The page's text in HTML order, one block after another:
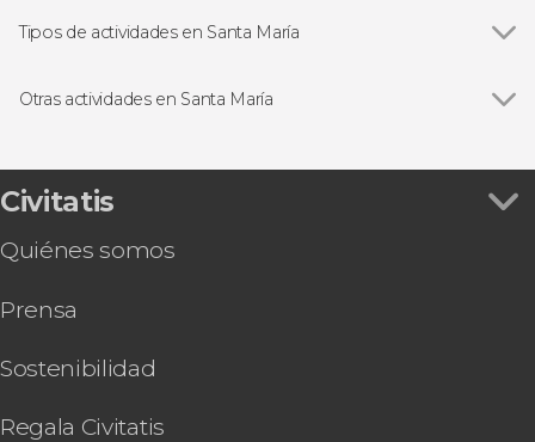
Tipos de actividades en Santa María
Visitas guiadas y free tours
Otras actividades en Santa María
Paseo en catamarán por la isla de Sal
Bautismo de buceo en la isla de Sal
Tour en buggy por la isla de Sal
Tour en quad por la isla de Sal
Taller de cachupa en la isla de Sal
Civitatis
Quiénes somos
Prensa
Sostenibilidad
Regala Civitatis